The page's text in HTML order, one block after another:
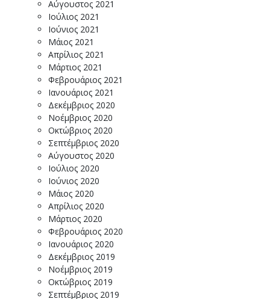
Αύγουστος 2021
Ιούλιος 2021
Ιούνιος 2021
Μάιος 2021
Απρίλιος 2021
Μάρτιος 2021
Φεβρουάριος 2021
Ιανουάριος 2021
Δεκέμβριος 2020
Νοέμβριος 2020
Οκτώβριος 2020
Σεπτέμβριος 2020
Αύγουστος 2020
Ιούλιος 2020
Ιούνιος 2020
Μάιος 2020
Απρίλιος 2020
Μάρτιος 2020
Φεβρουάριος 2020
Ιανουάριος 2020
Δεκέμβριος 2019
Νοέμβριος 2019
Οκτώβριος 2019
Σεπτέμβριος 2019